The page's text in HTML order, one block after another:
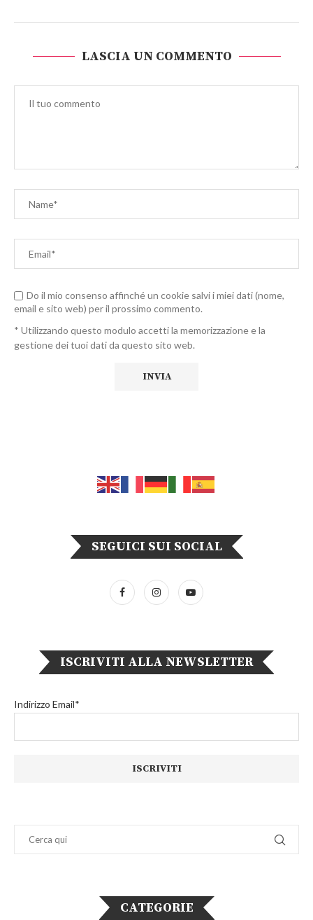
LASCIA UN COMMENTO
Do il mio consenso affinché un cookie salvi i miei dati (nome,
email e sito web) per il prossimo commento.
* Utilizzando questo modulo accetti la memorizzazione e la
gestione dei tuoi dati da questo sito web.
SEGUICI SUI SOCIAL
ISCRIVITI ALLA NEWSLETTER
Indirizzo Email*
CATEGORIE